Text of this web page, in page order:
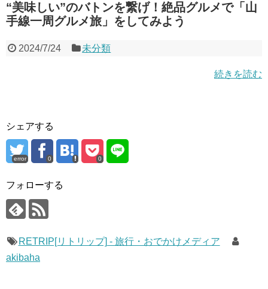
“美味しい”のバトンを繋げ！絶品グルメで「山
手線一周グルメ旅」をしてみよう
2024/7/24 未分類
続きを読む
シェアする
error 0 0
フォローする
RETRIP[リトリップ] - 旅行・おでかけメディア
akibaha